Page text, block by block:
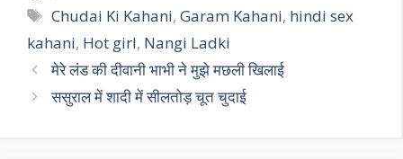
Tags
Chudai Ki Kahani,Garam Kahani, hindi sex
kahani, Hot girl, Nangi Ladki
मेरे लंड की दीवानी भाभी ने मुझे मछली खिलाई
ससुराल में शादी में सीलतोड़ चूत चुदाई